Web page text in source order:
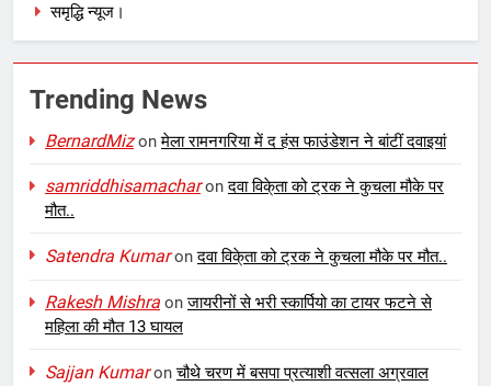
समृद्धि न्यूज।
Trending News
BernardMizonमेला रामनगरिया में द हंस फाउंडेशन ने बांटीं दवाइयां
samriddhisamacharonदवा विके्ता को ट्रक ने कुचला मौके पर
मौत..
Satendra Kumaronदवा विके्ता को ट्रक ने कुचला मौके पर मौत..
Rakesh Mishra onजायरीनों से भरी स्कार्पियो का टायर फटने से
महिला की मौत 13 घायल
Sajjan Kumaronचौथे चरण में बसपा प्रत्याशी वत्सला अग्रवाल